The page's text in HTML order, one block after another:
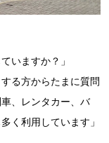
いますか？」
る方からたまに質問
、レンタカー、バ
く利用しています」